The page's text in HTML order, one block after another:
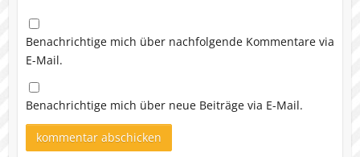
Benachrichtige mich über nachfolgende Kommentare via
E-Mail.
Benachrichtige mich über neue Beiträge via E-Mail.